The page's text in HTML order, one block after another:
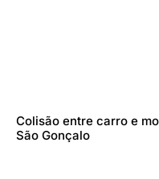
Colisão entre carro e
São Gonçalo